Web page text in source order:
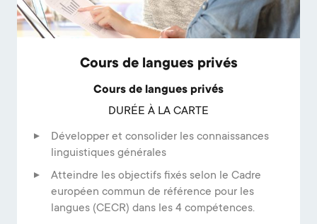
Cours de langues privés
Cours de langues privés
DURÉE À LA CARTE
Développer et consolider les connaissances
linguistiques générales
Atteindre les objectifs fixés selon le Cadre
européen commun de référence pour les
langues (CECR) dans les 4 compétences.